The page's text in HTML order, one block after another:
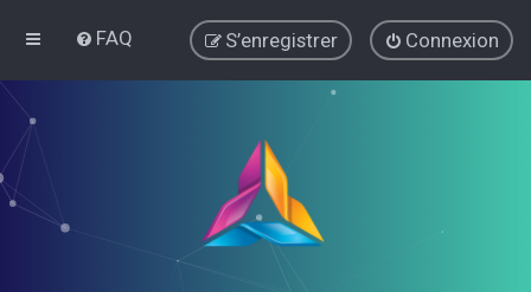
FAQ Connexion
S’enregistrer